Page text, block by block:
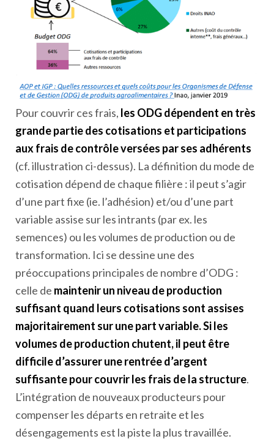
Pour couvrir ces frais, les ODG dépendent en très
grande partie des cotisations et participations
aux frais de contrôle versées par ses adhérents
(cf. illustration ci-dessus). La définition du mode de
cotisation dépend de chaque filière : il peut s’agir
d’une part fixe (ie. l’adhésion) et/ou d’une part
variable assise sur les intrants (par ex. les
semences) ou les volumes de production ou de
transformation. Ici se dessine une des
préoccupations principales de nombre d’ODG :
celle de maintenir un niveau de production
suffisant quand leurs cotisations sont assises
majoritairement sur une part variable. Si les
volumes de production chutent, il peut être
difficile d’assurer une rentrée d’argent
suffisante pour couvrir les frais de la structure.
L’intégration de nouveaux producteurs pour
compenser les départs en retraite et les
désengagements est la piste la plus travaillée.